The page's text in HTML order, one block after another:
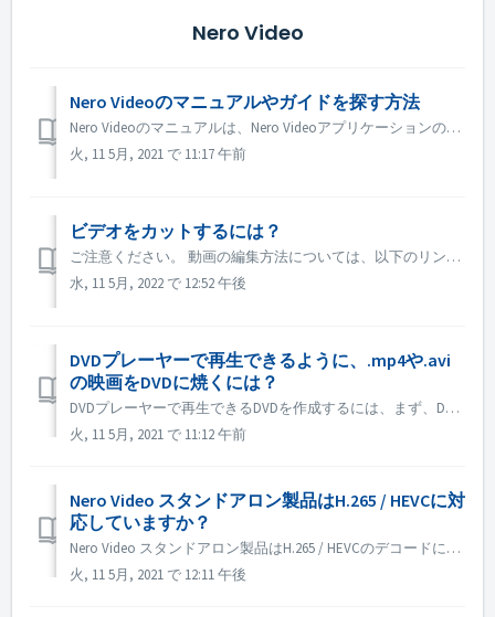
Nero Video
Nero Videoのマニュアルやガイドを探す方法
Nero Videoのマニュアルは、Nero Videoアプリケーションの中にあります。 Nero Videoを開き、右上の［ノウハウ］をクリックします。 ドロップダウンメニューで［マニュアルのダウンロード］をクリックします。 Nero 2019からは、「Nero KnowHow PLUS」か...
火, 11 5月, 2021 で 11:17 午前
ビデオをカットするには？
ご注意ください。 動画の編集方法については、以下のリンクを参照してください。 動画を編集する 以下のリンクをクリックすると、縦型での動画編集についての詳細情報が表示されます。 縦向きで動画を編集する ピクチャー イン ピクチャー(PiP)の編集についての詳細は、次のリンクをクリックしてください。 ピクチャー...
水, 11 5月, 2022 で 12:52 午後
DVDプレーヤーで再生できるように、.mp4や.avi
の映画をDVDに焼くには？
DVDプレーヤーで再生できるDVDを作成するには、まず、DVDディスクにどのようなフォーマットが必要かを理解する必要があります。 DVDデータディスクとDVD-Videoディスクには、根本的な違いがあります。 DVDデータディスクには、あらゆる種類のデータコンテンツを入れることができますが、DVD-Vide...
火, 11 5月, 2021 で 11:12 午前
Nero Video スタンドアロン製品はH.265 / HEVCに対
応していますか？
Nero Video スタンドアロン製品はH.265 / HEVCのデコードに対応していません。 H.265 / HEVC デコーディングは Nero Platinum Suite でのみ可能です。
火, 11 5月, 2021 で 12:11 午後